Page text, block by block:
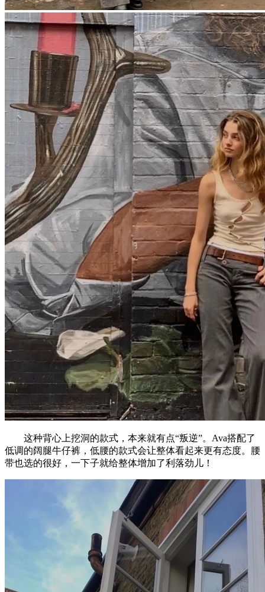
这种背心上挖洞的款式，本来就有点“叛逆”。Ava搭配了
低调的阔腿牛仔裤，低腰的款式会让整体看起来更有态度。腰
带也选的很好，一下子就给整体增加了利落劲儿！